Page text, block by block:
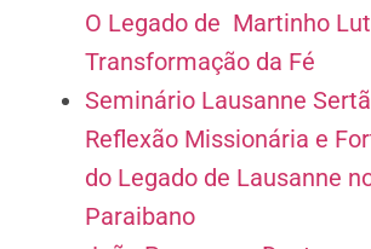
O Legado de Martinho
Transformação da Fé
Seminário Lausanne
Reflexão Missionária e
do Legado de Lausanne
Paraibano